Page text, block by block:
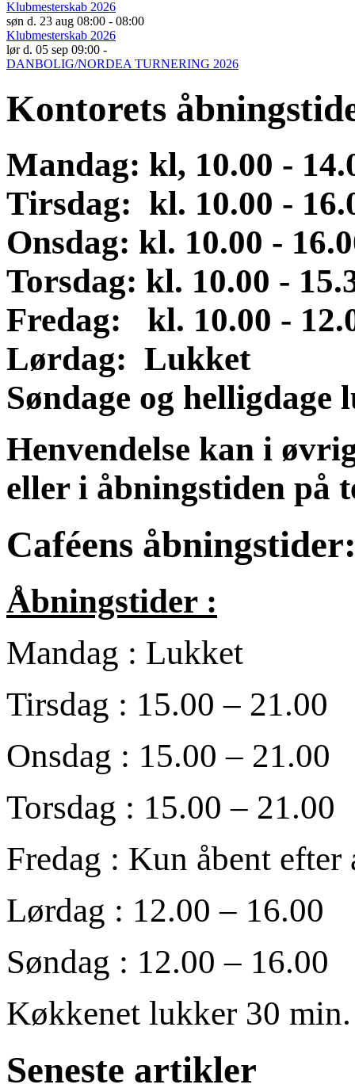
Klubmesterskab 2026
søn d. 23 aug 08:00 - 08:00
Klubmesterskab 2026
lør d. 05 sep 09:00 -
DANBOLIG/NORDEA TURNERING 2026
Kontorets
Mandag: kl, 10.00 -
Tirsdag: kl. 10.00 -
Onsdag: kl. 10.00 -
Torsdag: kl. 10.00 -
Fredag: kl. 10.00 -
Lørdag: Lukket
Søndage og
Henvendelse kan i
eller i åbningstiden på
Caféens
Åbningstider :
Mandag : Lukket
Tirsdag : 15.00 – 21.00
Onsdag : 15.00 – 21.00
Torsdag : 15.00 – 21.00
Fredag : Kun åbent efter
Lørdag : 12.00 – 16.00
Søndag : 12.00 – 16.00
Køkkenet lukker 30
Seneste artikler